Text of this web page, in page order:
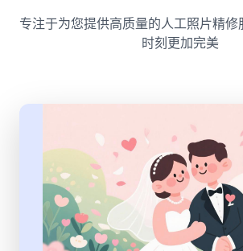
专注于为您提供高质量的人工照片精
时刻更加完美